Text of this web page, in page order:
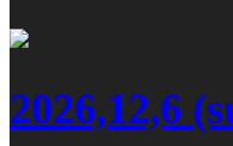
2026,12,6